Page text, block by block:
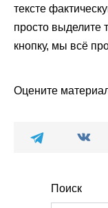
тексте
просто выделите
кнопку, мы всё
Оцените
Поиск